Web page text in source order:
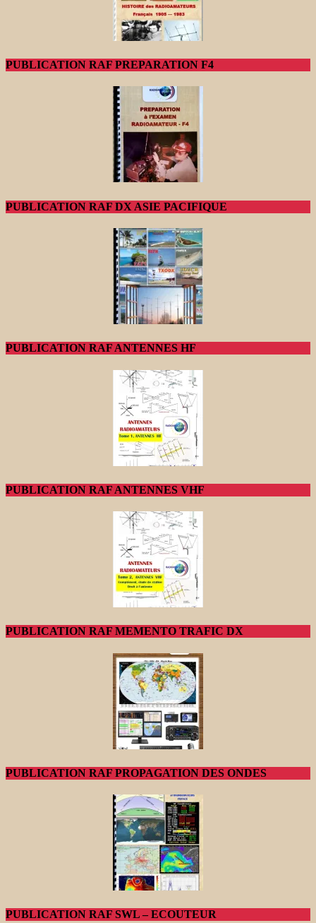
PUBLICATION RAF PREPARATION F4
PUBLICATION RAF DX ASIE PACIFIQUE
PUBLICATION RAF ANTENNES HF
PUBLICATION RAF ANTENNES VHF
PUBLICATION RAF MEMENTO TRAFIC DX
PUBLICATION RAF PROPAGATION DES ONDES
PUBLICATION RAF SWL – ECOUTEUR